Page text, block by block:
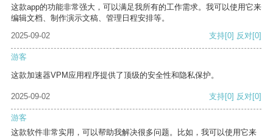
这款app的功能非常强大，可以满足我所有的工作需求。我可以使用它来
编辑文档、制作演示文稿、管理日程安排等。
2025-09-02
支持[0] 反对[0]
游客
这款加速器VPM应用程序提供了顶级的安全性和隐私保护。
2025-09-02 支持[0] 反对[0]
游客
这款软件非常实用，可以帮助我解决很多问题。比如，我可以使用它来